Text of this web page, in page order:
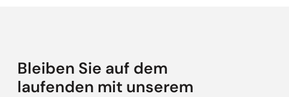
Bleiben Sie auf dem
laufenden mit unserem